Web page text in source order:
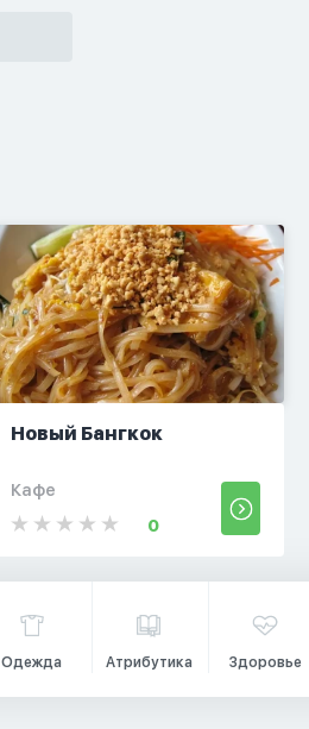
Новый Бангкок
Кафе
0
Одежда Атрибутика Здоровье